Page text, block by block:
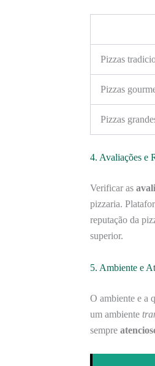
Pizzas
Pizzas
Pizzas
4. Avaliações e
Verificar as
pizzaria.
reputação da
superior.
5. Ambiente e
O ambiente e a
um ambiente
sempre